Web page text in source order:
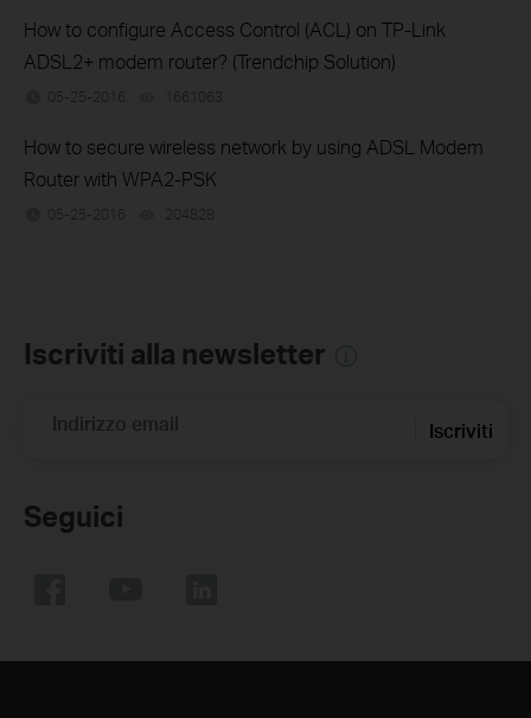
How to configure Access Control (ACL) on TP-Link
ADSL2+ modem router? (Trendchip Solution)
05-25-2016 1661063
How to secure wireless network by using ADSL Modem
Router with WPA2-PSK
05-25-2016 204828
Iscriviti alla newsletter
Indirizzo email Iscriviti
Seguici